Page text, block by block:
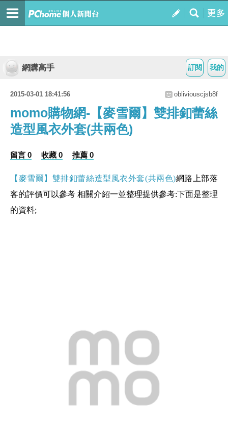
我的
訂閱
網購高手
2015-03-01 18:41:56 obliviouscjsb8f
momo購物網-【麥雪爾】雙排釦蕾絲
造型風衣外套(共兩色)
留言 0 收藏 0 推薦 0
【麥雪爾】雙排釦蕾絲造型風衣外套(共兩色)網路上部落
客的評價可以參考 相關介紹一並整理提供參考:下面是整理
的資料;